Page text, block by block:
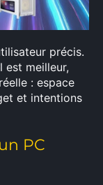
précis.
est meilleur,
: espace
et intentions
PC